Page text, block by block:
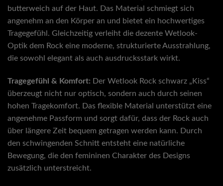
butterweich auf der Haut. Das Material schmiegt sich
angenehm an den Körper an und bietet ein hochwertiges
Tragegefühl. Gleichzeitig verleiht die dezente Wetlook-
Optik dem Rock eine moderne, strukturierte Ausstrahlung,
die sowohl elegant als auch ausdrucksstark wirkt.
Tragegefühl & Komfort: Der Wetlook Rock schwarz „Kiss“
überzeugt nicht nur optisch, sondern auch durch seinen
hohen Tragekomfort. Das flexible Material unterstützt eine
angenehme Passform und sorgt dafür, dass der Rock auch
über längere Zeit bequem getragen werden kann. Durch
den schwingenden Schnitt entsteht eine natürliche
Bewegung, die den femininen Charakter des Designs
zusätzlich unterstreicht.